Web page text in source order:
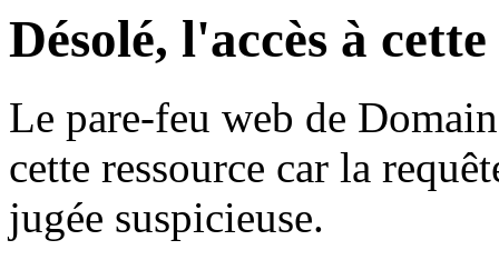
Désolé, l'accès à
Le pare-feu web de
cette ressource car la
jugée suspicieuse.